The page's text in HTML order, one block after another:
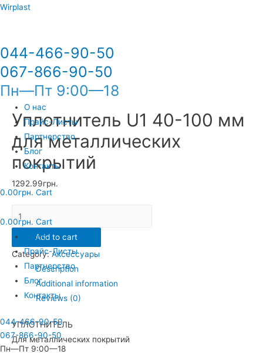
Wirplast
044-466-90-50
067-866-90-50
Пн—Пт 9:00—18
О нас
Прайс-Листы
Партнерство
Блог
Контакты
0.00грн. Cart
0.00грн. Cart
О нас
Прайс-Листы
Партнерство
Блог
Контакты
044-466-90-50
067-866-90-50
Пн—Пт 9:00—18
Уплотнитель U1 40-100 мм
для металлических
покрытий
1292.99грн.
Уплотнитель
U1
40-
100
мм
для
металлических
quantity
Add to cart
Category:Аксессуары
Description
Additional information
Reviews (0)
УПЛОТНИТЕЛЬ
Для металлических покрытий